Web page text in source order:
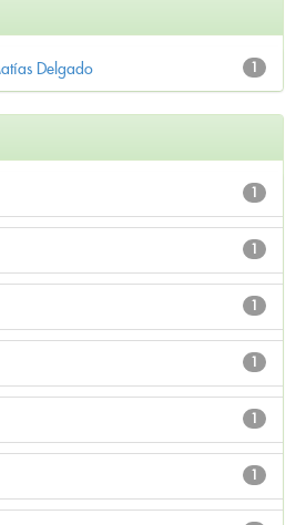
1
Delgado
1
1
1
1
1
1